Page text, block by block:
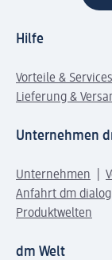
Hilfe
Vorteile & Services
Lieferung &
Unternehmen
Unternehmen
Anfahrt dm
Produktwelten
dm Welt